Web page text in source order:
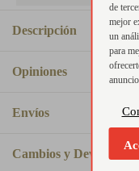
Descripción
Opiniones
Envíos
Cambios y
de
mejor
un
para